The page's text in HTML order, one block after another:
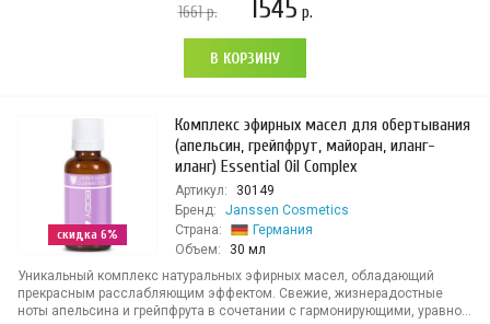
1661р. 1545 р.
В КОРЗИНУ
скидка 6%
Комплекс эфирных масел для обертывания
(апельсин, грейпфрут, майоран, иланг-
иланг) Essential Oil Complex
Артикул:
30149
Бренд:
Janssen Cosmetics
Страна:
Германия
Объем:
30 мл
Уникальный комплекс натуральных эфирных масел, обладающий
прекрасным расслабляющим эффектом. Свежие, жизнерадостные
ноты апельсина и грейпфрута в сочетании с гармонирующими, уравно...